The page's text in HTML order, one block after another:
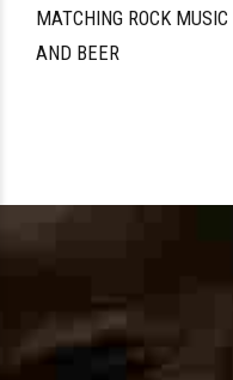
MATCHING ROCK MUSIC
AND BEER